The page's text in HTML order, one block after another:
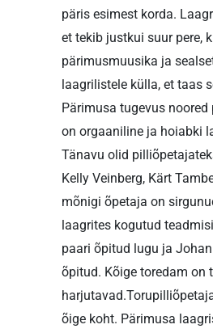
päris esimest korda.
et tekib justkui suur pere,
pärimusmuusika ja
laagrilistele külla, et taas
Pärimusa tugevus
on orgaaniline ja hoiabki
Tänavu olid
Kelly Veinberg, Kärt
mõnigi õpetaja on
laagrites kogutud
paari õpitud lugu ja
õpitud. Kõige toredam on
õige koht. Pärimusa